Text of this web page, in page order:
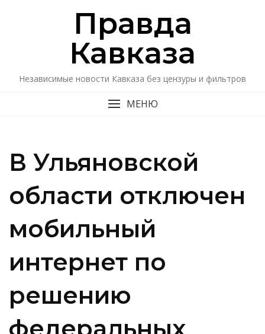
Правда
Кавказa
Независимые новости Кавказа без цензуры и фильтров
МЕНЮ
В Ульяновской
области отключен
мобильный
интернет по
решению